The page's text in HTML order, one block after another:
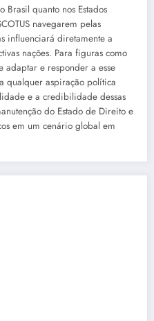
quanto nos Estados
navegarem pelas
influenciará diretamente a
nações. Para figuras como
adaptar e responder a esse
qualquer aspiração política
e a credibilidade dessas
do Estado de Direito e
em um cenário global em